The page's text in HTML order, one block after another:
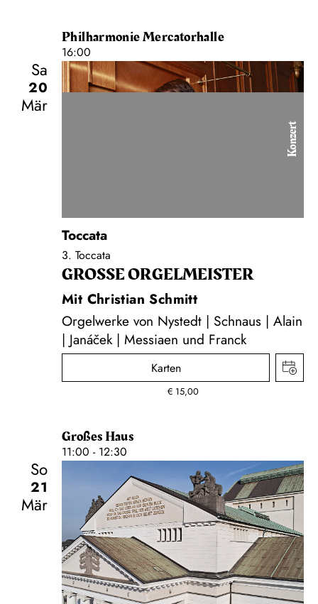
Philharmonie Mercatorhalle
16:00
Sa
20
Mär
Konzert
Toccata
3. Toccata
GROSSE ORGEL­MEISTER
Mit Christian Schmitt
Orgelwerke von Nystedt | Schnaus | Alain
| Janáček | Messiaen und Franck
Karten
€ 15,00
Großes Haus
11:00 - 12:30
So
21
Mär